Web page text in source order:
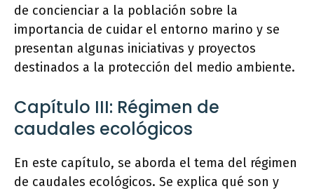
de concienciar a la población sobre la
importancia de cuidar el entorno marino y se
presentan algunas iniciativas y proyectos
destinados a la protección del medio ambiente.
Capítulo III: Régimen de
caudales ecológicos
En este capítulo, se aborda el tema del régimen
de caudales ecológicos. Se explica qué son y